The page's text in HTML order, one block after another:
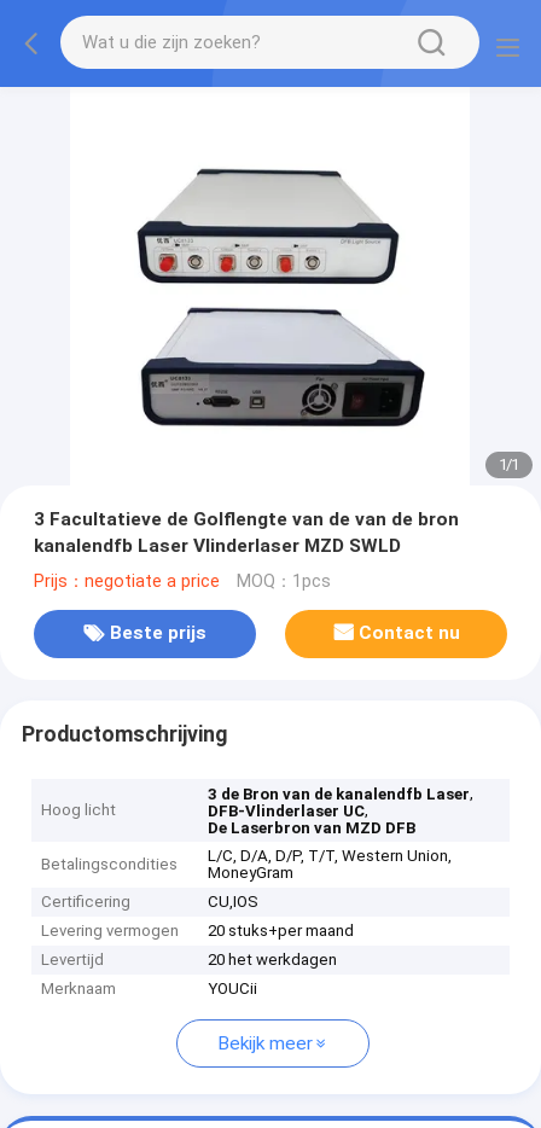
1/1
3 Facultatieve de Golflengte van de van de bron
kanalendfb Laser Vlinderlaser MZD SWLD
Prijs：negotiate a price MOQ：1pcs
Beste prijs Contact nu
Productomschrijving
Hoog licht
3 de Bron van de kanalendfb Laser,
DFB-Vlinderlaser UC,
De Laserbron van MZD DFB
Betalingscondities
L/C, D/A, D/P, T/T, Western Union,
MoneyGram
Certificering
CU,IOS
Levering vermogen
20 stuks+per maand
Levertijd
20 het werkdagen
Merknaam
YOUCii
Bekijk meer